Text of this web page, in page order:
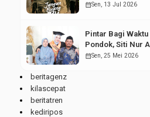
calendar_monthSen, 13 Jul 2026
Pintar Bagi
Pondok, Siti Nur
Wisudawan Terbaik
calendar_monthSen, 25 Mei 2026
beritagenz
kilascepat
beritatren
kediripos